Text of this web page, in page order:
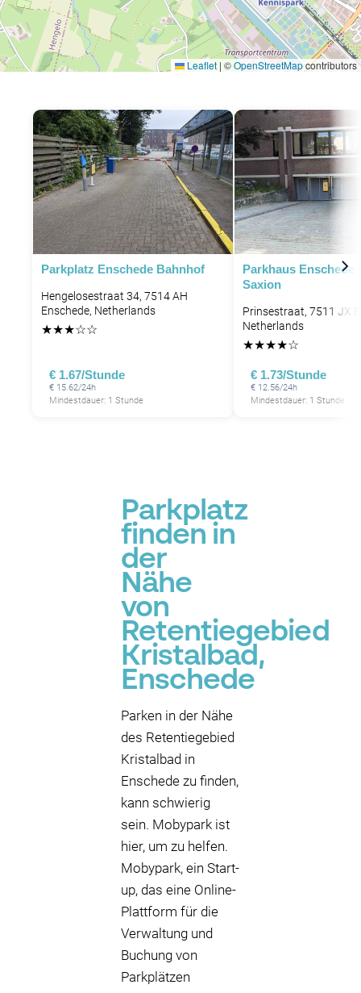
Leaflet | ©OpenStreetMapcontributors
Parkplatz Enschede Bahnhof
Hengelosestraat 34, 7514 AH
Enschede, Netherlands
★★★☆☆
€ 1.67/Stunde
€ 15.62/24h
Mindestdauer: 1 Stunde
Parkhaus Enschede
Saxion
Prinsestraat, 7511 JX
Netherlands
★★★★☆
€ 1.73/Stunde
€ 12.56/24h
Mindestdauer: 1 Stunde
Parkplatz
finden in
der
Nähe
von
Retentiegebied
Kristalbad,
Enschede
Parken in der Nähe
des Retentiegebied
Kristalbad in
Enschede zu finden,
kann schwierig
sein. Mobypark ist
hier, um zu helfen.
Mobypark, ein Start-
up, das eine Online-
Plattform für die
Verwaltung und
Buchung von
Parkplätzen